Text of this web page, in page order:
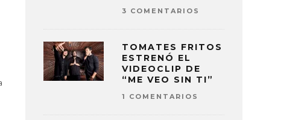
3 COMENTARIOS
TOMATES FRITOS
ESTRENÓ EL
VIDEOCLIP DE
“ME VEO SIN TI”
1 COMENTARIOS